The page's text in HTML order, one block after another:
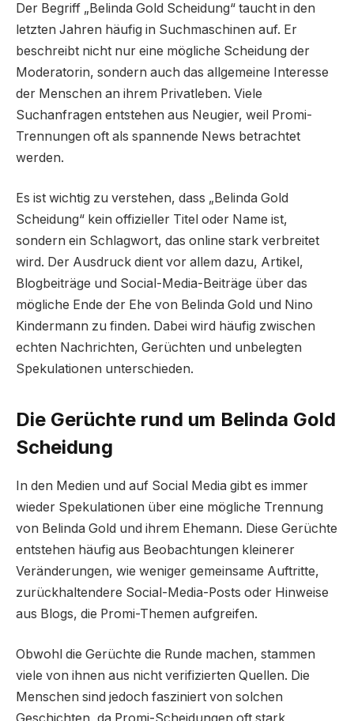
Der Begriff „Belinda Gold Scheidung“ taucht in den
letzten Jahren häufig in Suchmaschinen auf. Er
beschreibt nicht nur eine mögliche Scheidung der
Moderatorin, sondern auch das allgemeine Interesse
der Menschen an ihrem Privatleben. Viele
Suchanfragen entstehen aus Neugier, weil Promi-
Trennungen oft als spannende News betrachtet
werden.
Es ist wichtig zu verstehen, dass „Belinda Gold
Scheidung“ kein offizieller Titel oder Name ist,
sondern ein Schlagwort, das online stark verbreitet
wird. Der Ausdruck dient vor allem dazu, Artikel,
Blogbeiträge und Social-Media-Beiträge über das
mögliche Ende der Ehe von Belinda Gold und Nino
Kindermann zu finden. Dabei wird häufig zwischen
echten Nachrichten, Gerüchten und unbelegten
Spekulationen unterschieden.
Die Gerüchte rund um Belinda Gold
Scheidung
In den Medien und auf Social Media gibt es immer
wieder Spekulationen über eine mögliche Trennung
von Belinda Gold und ihrem Ehemann. Diese Gerüchte
entstehen häufig aus Beobachtungen kleinerer
Veränderungen, wie weniger gemeinsame Auftritte,
zurückhaltendere Social-Media-Posts oder Hinweise
aus Blogs, die Promi-Themen aufgreifen.
Obwohl die Gerüchte die Runde machen, stammen
viele von ihnen aus nicht verifizierten Quellen. Die
Menschen sind jedoch fasziniert von solchen